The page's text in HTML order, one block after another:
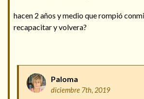
hacen 2 años y medio que rompió
recapacitar y volvera?
Paloma
diciembre 7th, 2019